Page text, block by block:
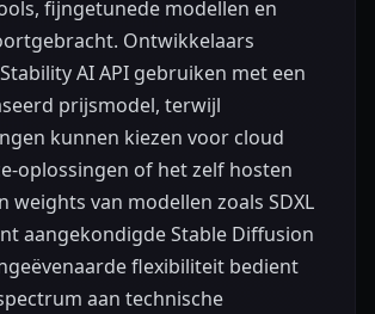
fijngetunede modellen en
Ontwikkelaars
AI API gebruiken met een
prijsmodel, terwijl
kunnen kiezen voor cloud
oplossingen of het zelf hosten
weights van modellen zoals SDXL
aangekondigde Stable Diffusion
flexibiliteit bedient
aan technische